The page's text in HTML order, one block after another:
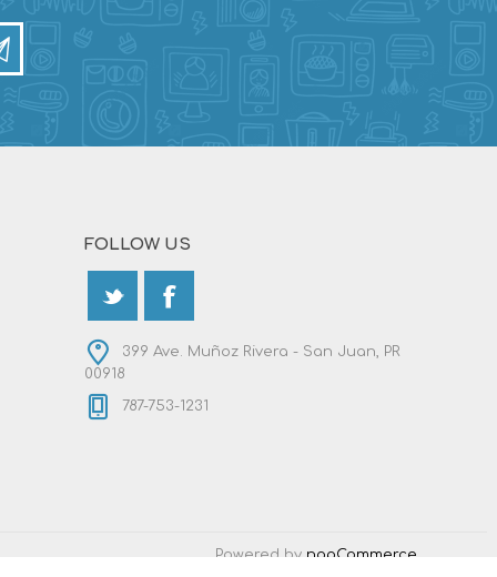
FOLLOW US
399 Ave. Muñoz Rivera - San Juan, PR
00918
787-753-1231
Powered by nopCommerce